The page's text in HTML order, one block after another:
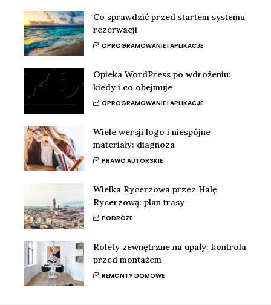
Co sprawdzić przed startem systemu
rezerwacji
OPROGRAMOWANIE I APLIKACJE
Opieka WordPress po wdrożeniu:
kiedy i co obejmuje
OPROGRAMOWANIE I APLIKACJE
Wiele wersji logo i niespójne
materiały: diagnoza
PRAWO AUTORSKIE
Wielka Rycerzowa przez Halę
Rycerzową: plan trasy
PODRÓŻE
Rolety zewnętrzne na upały: kontrola
przed montażem
REMONTY DOMOWE